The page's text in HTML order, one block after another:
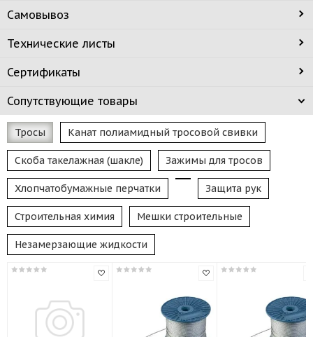
Самовывоз
Технические листы
Сертификаты
Сопутствующие товары
Тросы Канат полиамидный тросовой свивки
Скоба такелажная (шакле) Зажимы для тросов
Хлопчатобумажные перчатки Защита рук
Строительная химия Мешки строительные
Незамерзающие жидкости